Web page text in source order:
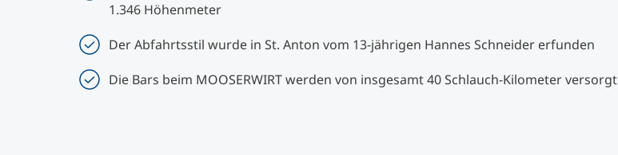
1.346 Höhenmeter
Der Abfahrtsstil wurde in St. Anton vom 13-jährigen Hannes Schneider erfunden
Die Bars beim MOOSERWIRT werden von insgesamt 40 Schlauch-Kilometer versorgt